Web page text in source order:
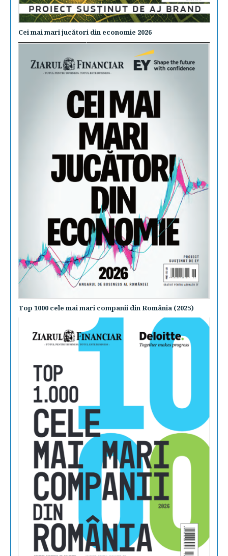
Cei mai mari jucători din economie 2026
Top 1000 cele mai mari companii din România (2025)